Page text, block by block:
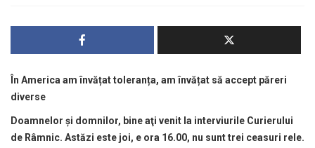
În America am învățat toleranța, am învățat să accept păreri
diverse
Doamnelor şi domnilor, bine aţi venit la interviurile Curierului
de Râmnic. Astăzi este joi, e ora 16.00, nu sunt trei ceasuri rele.